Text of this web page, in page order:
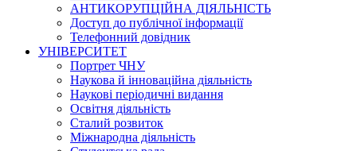
АНТИКОРУПЦІЙНА ДІЯЛЬНІСТЬ
Доступ до публічної інформації
Телефонний довідник
УНІВЕРСИТЕТ
Портрет ЧНУ
Наукова й інноваційна діяльність
Наукові періодичні видання
Освітня діяльність
Сталий розвиток
Міжнародна діяльність